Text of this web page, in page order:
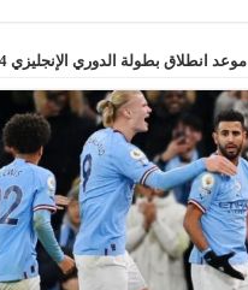
موعد انطلاق بطولة الدوري الإنجليزي 2024